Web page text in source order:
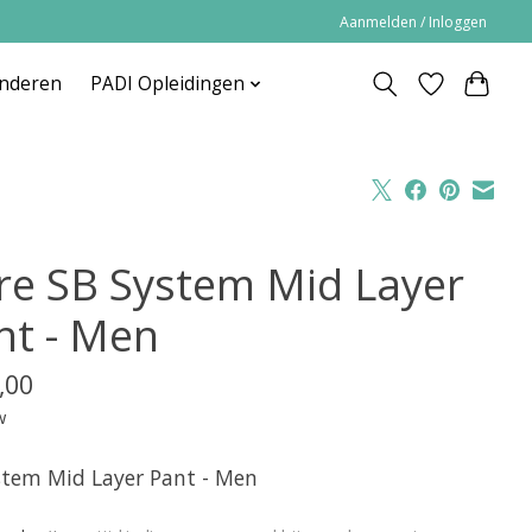
Aanmelden / Inloggen
PADI Opleidingen
SB System Mid Layer
- Men
Mid Layer Pant - Men